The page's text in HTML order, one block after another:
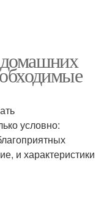
условно:
и характеристики